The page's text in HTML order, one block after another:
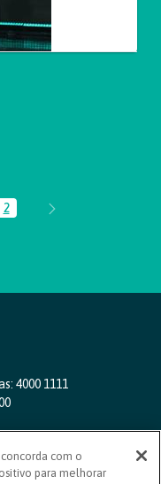
Página
2
4000 1111
com o
para melhorar